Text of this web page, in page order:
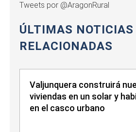
Tweets por @AragonRural
ÚLTIMAS NOTICIAS
RELACIONADAS
Valjunquera construirá
viviendas en un solar y
en el casco urbano